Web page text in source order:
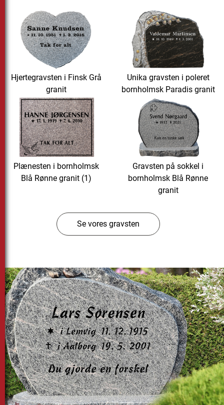
Hjertegravsten i Finsk Grå
granit
Unika gravsten i poleret
bornholmsk Paradis granit
Plænesten i bornholmsk
Blå Rønne granit (1)
Gravsten på sokkel i
bornholmsk Blå Rønne
granit
Se vores gravsten